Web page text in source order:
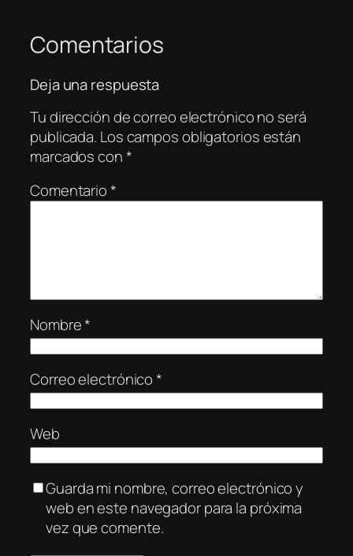
Comentarios
Deja una respuesta
Tu dirección de correo electrónico no será
publicada. Los campos obligatorios están
marcados con*
Comentario*
Nombre*
Correo electrónico*
Web
Guarda mi nombre, correo electrónico y
web en este navegador para la próxima
vez que comente.